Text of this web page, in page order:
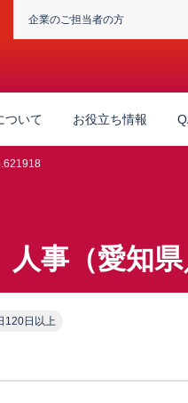
企業のご担当者の方
ついて お役立ち情報
事（愛知県
120日以上